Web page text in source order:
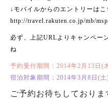
↓モバイルからのエントリーはこ
http://travel.rakuten.co.jp/mb/
必ず、上記URLよりキャンペー
ね
予約受付期間： 2014年2月13日(
宿泊対象期間：2014年3月8日(
ご予約お待ちしておりま